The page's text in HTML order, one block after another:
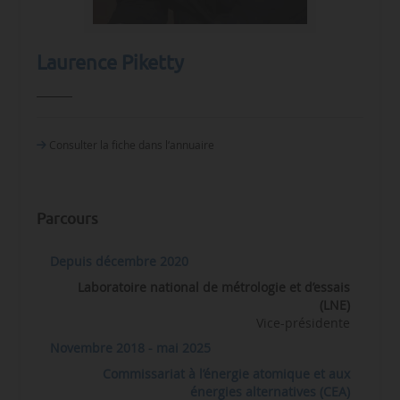
Parcours
Laboratoire national de métrologie et d’essais
(LNE)
Vice-présidente